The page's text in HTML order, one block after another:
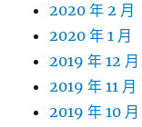
2020 年 2 月
2020 年 1 月
2019 年 12 月
2019 年 11 月
2019 年 10 月